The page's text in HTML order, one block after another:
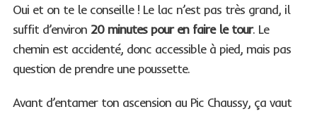
Oui et on te le conseille ! Le lac n’est pas très grand, il
suffit d’environ 20 minutes pour en faire le tour. Le
chemin est accidenté, donc accessible à pied, mais pas
question de prendre une poussette.
Avant d’entamer ton ascension au Pic Chaussy, ça vaut